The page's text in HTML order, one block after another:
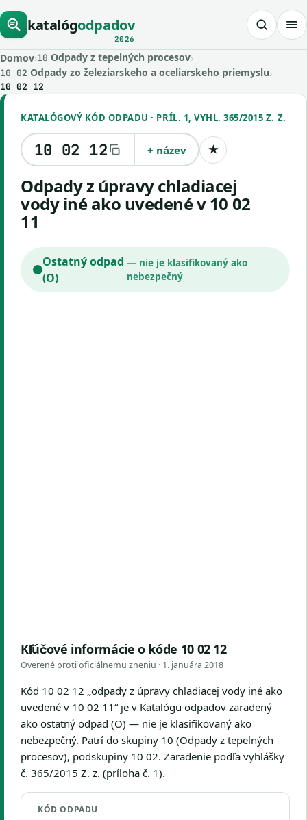
katalógodpadov
2026
Domov›10 Odpady z tepelných procesov›
10 02 Odpady zo železiarskeho a oceliarskeho priemyslu›
10 02 12
KATALÓGOVÝ KÓD ODPADU · PRÍL. 1, VYHL. 365/2015 Z. Z.
10 02 12 + název ★Uložiť kód
odpady z úpravy chladiacej
vody iné ako uvedené v 10 02
11
Ostatný odpad
(O)
— nie je klasifikovaný ako
nebezpečný
Kľúčové informácie o kóde 10 02 12
Overené proti oficiálnemu zneniu · 1. januára 2018
Kód 10 02 12 „odpady z úpravy chladiacej vody iné ako
uvedené v 10 02 11“ je v Katalógu odpadov zaradený
ako ostatný odpad (O) — nie je klasifikovaný ako
nebezpečný. Patrí do skupiny 10 (Odpady z tepelných
procesov), podskupiny 10 02. Zaradenie podľa vyhlášky
č. 365/2015 Z. z. (príloha č. 1).
KÓD ODPADU